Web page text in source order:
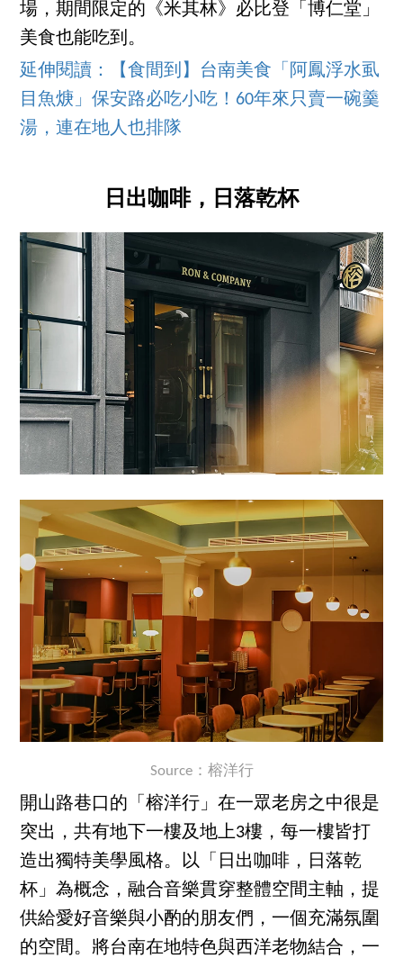
場，期間限定的《米其林》必比登「博仁堂」
美食也能吃到。
延伸閱讀：【食間到】台南美食「阿鳳浮水虱
目魚焿」保安路必吃小吃！60年來只賣一碗羹
湯，連在地人也排隊
日出咖啡，日落乾杯
Source：榕洋行
開山路巷口的「榕洋行」在一眾老房之中很是
突出，共有地下一樓及地上3樓，每一樓皆打
造出獨特美學風格。以「日出咖啡，日落乾
杯」為概念，融合音樂貫穿整體空間主軸，提
供給愛好音樂與小酌的朋友們，一個充滿氛圍
的空間。將台南在地特色與西洋老物結合，一